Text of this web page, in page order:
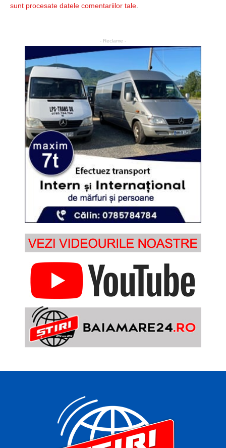
sunt procesate datele comentariilor tale
- Reclame -